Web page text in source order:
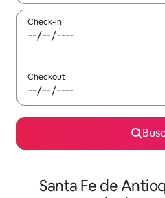
Check-in
Checkout
Santa Fe de